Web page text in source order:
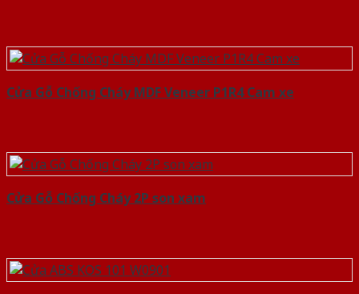
Cửa Gỗ Chống Cháy MDF Veneer P1R4 Cam xe
Cửa Gỗ Chống Cháy 2P son xam